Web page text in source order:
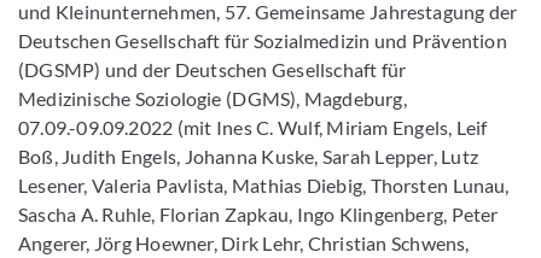
und Kleinunternehmen, 57. Gemeinsame Jahrestagung der
Deutschen Gesellschaft für Sozialmedizin und Prävention
(DGSMP) und der Deutschen Gesellschaft für
Medizinische Soziologie (DGMS), Magdeburg,
07.09.-09.09.2022 (mit Ines C. Wulf, Miriam Engels, Leif
Boß, Judith Engels, Johanna Kuske, Sarah Lepper, Lutz
Lesener, Valeria Pavlista, Mathias Diebig, Thorsten Lunau,
Sascha A. Ruhle, Florian Zapkau, Ingo Klingenberg, Peter
Angerer, Jörg Hoewner, Dirk Lehr, Christian Schwens,